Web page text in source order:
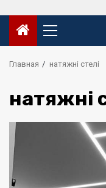
Основное
меню
Главная натяжні стелі
натяжні